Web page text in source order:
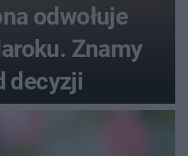
odwołuje
Znamy
decyzji